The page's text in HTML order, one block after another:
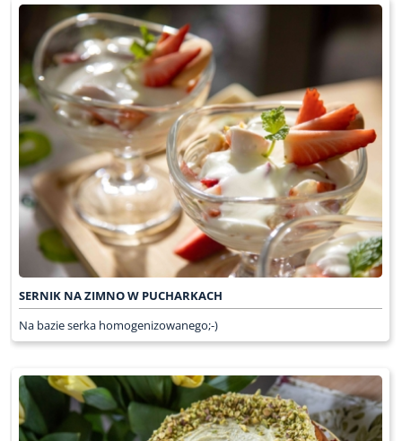
SERNIK NA ZIMNO W PUCHARKACH
Na bazie serka homogenizowanego;-)